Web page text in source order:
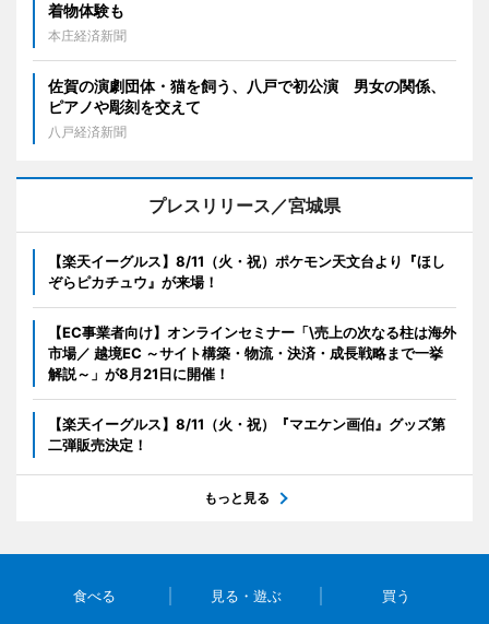
着物体験も
本庄経済新聞
佐賀の演劇団体・猫を飼う、八戸で初公演 男女の関係、
ピアノや彫刻を交えて
八戸経済新聞
プレスリリース／宮城県
【楽天イーグルス】8/11（火・祝）ポケモン天文台より『ほし
ぞらピカチュウ』が来場！
【EC事業者向け】オンラインセミナー「\売上の次なる柱は海外
市場／ 越境EC ～サイト構築・物流・決済・成長戦略まで一挙
解説～」が8月21日に開催！
【楽天イーグルス】8/11（火・祝）『マエケン画伯』グッズ第
二弾販売決定！
もっと見る
食べる 見る・遊ぶ 買う